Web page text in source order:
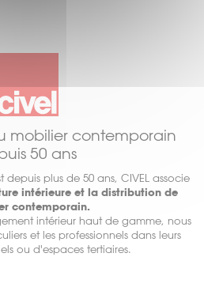
mobilier contemporain
50 ans
depuis plus de 50 ans, CIVEL associe
intérieure et la distribution de
contemporain.
intérieur haut de gamme, nous
et les professionnels dans leurs
ou d'espaces tertiaires.